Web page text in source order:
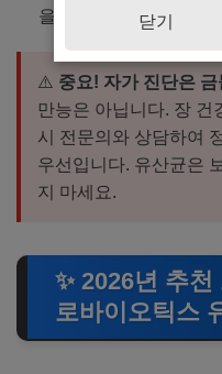
을 선택하는 것이 생존
⚠️ 중요! 자가 진단은 금
만능은 아닙니다. 장 건
시 전문의와 상담하여
우선입니다. 유산균은
지 마세요.
✨ 2026년 추
로바이오틱스
닫기